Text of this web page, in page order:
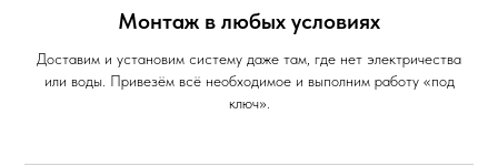
Монтаж в любых условиях
Доставим и установим систему даже там, где нет электричества
или воды. Привезём всё необходимое и выполним работу «под
ключ».